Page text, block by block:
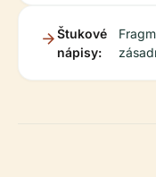
Štukové
nápisy: